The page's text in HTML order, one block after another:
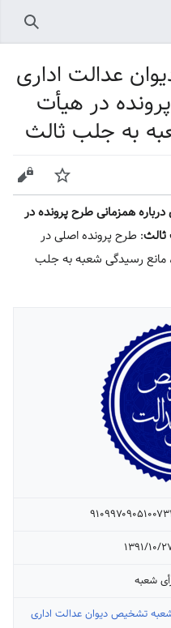
جستجو
عدالت اداری
در هیأت
به جلب ثالث
پیگیری ویرایش
همزمانی طرح پرونده در
: طرح پرونده اصلی در
مانع رسیدگی شعبه به جلب
۱۰/۲۷
شعبه
تشخیص دیوان عدالت اداری